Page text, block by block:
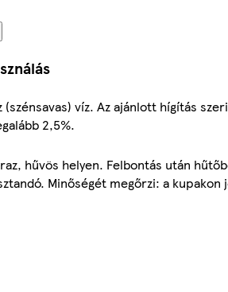
(szénsavas) víz. Az ajánlott hígítás
2,5%.
hűvös helyen. Felbontás után
Minőségét megőrzi: a